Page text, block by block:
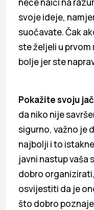
svoje ideje,
suočavate. Čak
ste željeli u
bolje jer ste
Pokažite svoju
da niko nije
sigurno, važno je
najbolji i to
javni nastup vaša
dobro
osvijestiti da je
što dobro